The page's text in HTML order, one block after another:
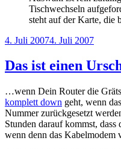
Tischwechseln
steht auf der Karte, die
Veröffentlicht
4. Juli 20074. Juli 2007
Das ist einen
…wenn Dein Router die
komplett down geht, wenn
Nummer zurückgesetzt
Stunden darauf kommst,
wenn denn das Kabelmodem